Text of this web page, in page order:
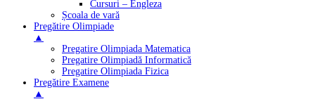
Cursuri – Engleza
Școala de vară
Pregătire Olimpiade
▲
Pregatire Olimpiada Matematica
Pregatire Olimpiadă Informatică
Pregatire Olimpiada Fizica
Pregătire Examene
▲